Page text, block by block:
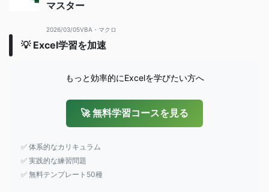
マスター
2026/03/05VBA・マクロ
💡 Excel学習を加速
もっと効率的にExcelを学びたい方へ
🚀 無料学習コースを見る
✅ 体系的なカリキュラム
✅ 実践的な練習問題
✅ 無料テンプレート50種